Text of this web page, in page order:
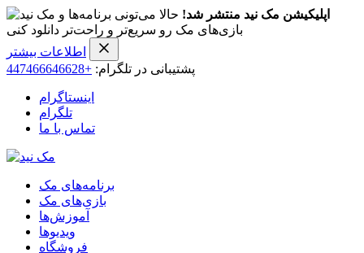
اپلیکیشن مک نید منتشر شد! حالا می‌تونی برنامه‌ها و
بازی‌های مک رو سریع‌تر و راحت‌تر دانلود کنی
اطلاعات بیشتر
پشتیبانی در تلگرام: +447466646628
اینستاگرام
تلگرام
تماس با ما
برنامه‌های مک
بازی‌های مک
آموزش‌ها
ویدیو‌ها
فروشگاه